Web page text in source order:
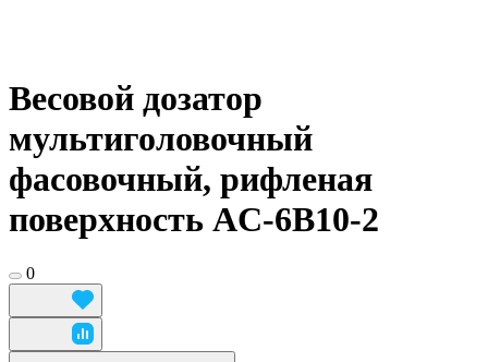
Весовой дозатор
мультиголовочный
фасовочный, рифленая
поверхность AC-6B10-2
0